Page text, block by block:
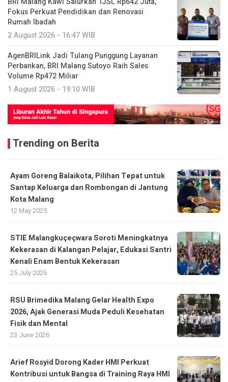
Fokus Perkuat Pendidikan dan Renovasi
Rumah Ibadah
2 August 2026 - 16:47 WIB
AgenBRILink Jadi Tulang Punggung Layanan
Perbankan, BRI Malang Sutoyo Raih Sales
Volume Rp472 Miliar
1 August 2026 - 19:10 WIB
Trending on Berita
Ayam Goreng Balaikota, Pilihan Tepat untuk
Santap Keluarga dan Rombongan di Jantung
Kota Malang
12 May 2025
STIE Malangkuçeçwara Soroti Meningkatnya
Kekerasan di Kalangan Pelajar, Edukasi Santri
Kenali Enam Bentuk Kekerasan
25 July 2026
RSU Brimedika Malang Gelar Health Expo
2026, Ajak Generasi Muda Peduli Kesehatan
Fisik dan Mental
23 June 2026
Arief Rosyid Dorong Kader HMI Perkuat
Kontribusi untuk Bangsa di Training Raya HMI